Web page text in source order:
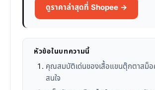
ดูราคาล่าสุดที่ Shopee →
หัวข้อในบทความนี้
คุณสมบัติเด่นของเสื้อแขนตุ๊กตาสม็อ
สนใจ